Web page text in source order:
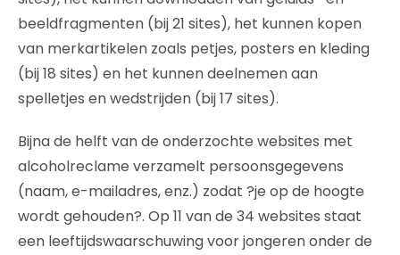
beeldfragmenten (bij 21 sites), het kunnen kopen
van merkartikelen zoals petjes, posters en kleding
(bij 18 sites) en het kunnen deelnemen aan
spelletjes en wedstrijden (bij 17 sites).
Bijna de helft van de onderzochte websites met
alcoholreclame verzamelt persoonsgegevens
(naam, e-mailadres, enz.) zodat ?je op de hoogte
wordt gehouden?. Op 11 van de 34 websites staat
een leeftijdswaarschuwing voor jongeren onder de